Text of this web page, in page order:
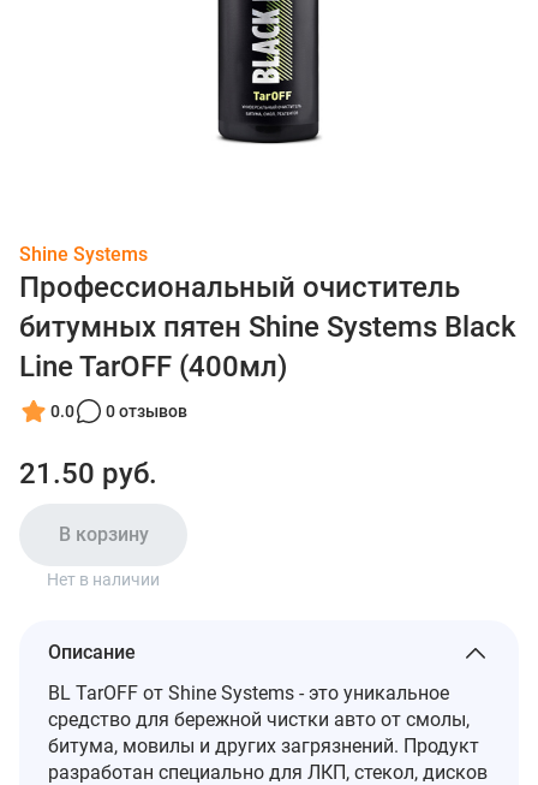
Shine Systems
Профессиональный очиститель
битумных пятен Shine Systems Black
Line TarOFF (400мл)
0.0 0 отзывов
21.50 руб.
В корзину
Нет в наличии
Описание
BL TarOFF от Shine Systems - это уникальное
средство для бережной чистки авто от смолы,
битума, мовилы и других загрязнений. Продукт
разработан специально для ЛКП, стекол, дисков